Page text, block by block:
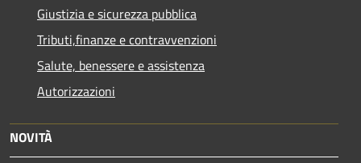
Giustizia e sicurezza pubblica
Tributi,finanze e contravvenzioni
Salute, benessere e assistenza
Autorizzazioni
NOVITÀ